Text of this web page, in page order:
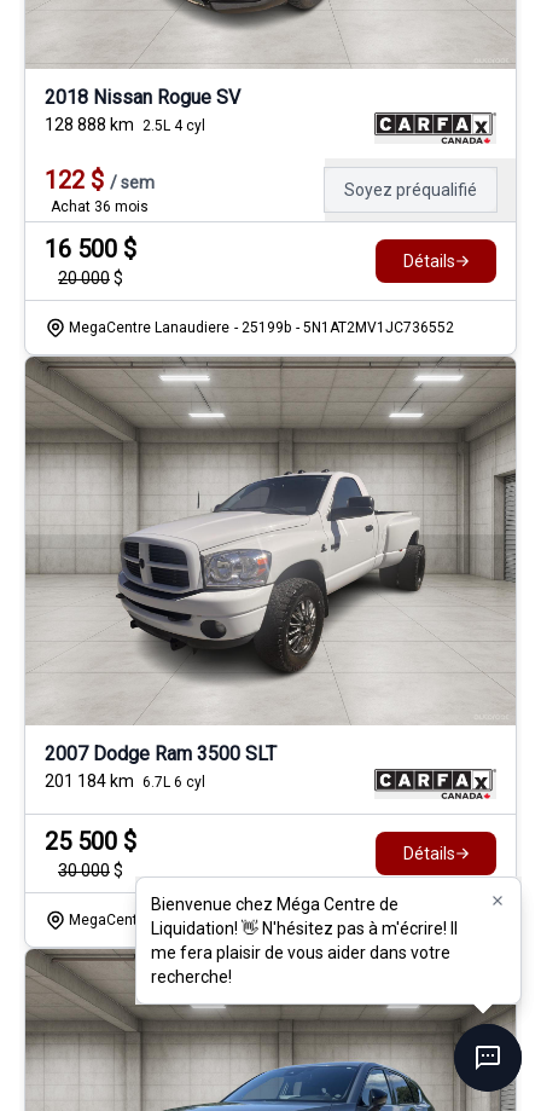
Bienvenue chez Méga Centre de
Liquidation! 👋 N'hésitez pas à m'écrire! Il
me fera plaisir de vous aider dans votre
recherche!
2018 Nissan Rogue SV
128 888 km 2.5L 4 cyl
122 $ /sem
Achat 36 mois
Soyez préqualifié
16 500 $
20 000$
Détails
MegaCentre Lanaudiere - 25199b - 5N1AT2MV1JC736552
2007 Dodge Ram 3500 SLT
201 184 km 6.7L 6 cyl
25 500 $
30 000$
Détails
MegaCentre Lanaudiere - 26052a - 3D7MX46A27G770006
Bienvenue chez Méga Centre de
Liquidation! 👋 N'hésitez pas à m'écrire! Il
me fera plaisir de vous aider dans votre
recherche!